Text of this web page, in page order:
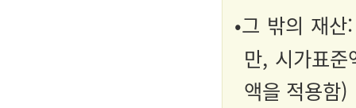
•그 밖의 재
만, 시가표
액을 적용함)